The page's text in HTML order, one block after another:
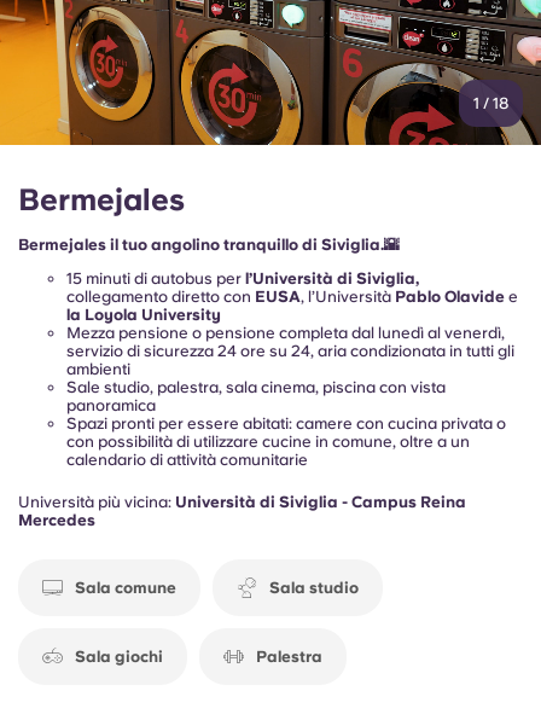
1 / 18
Bermejales
Bermejales il tuo angolino tranquillo di Siviglia.🌇
15 minuti di autobus per l’Università di Siviglia,
collegamento diretto con EUSA, l’Università Pablo Olavide e
la Loyola University
Mezza pensione o pensione completa dal lunedì al venerdì,
servizio di sicurezza 24 ore su 24, aria condizionata in tutti gli
ambienti
Sale studio, palestra, sala cinema, piscina con vista
panoramica
Spazi pronti per essere abitati: camere con cucina privata o
con possibilità di utilizzare cucine in comune, oltre a un
calendario di attività comunitarie
Università più vicina: Università di Siviglia - Campus Reina
Mercedes
Sala comune Sala studio
Sala giochi Palestra